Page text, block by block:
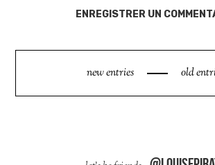
ENREGISTRER UN
new entries old